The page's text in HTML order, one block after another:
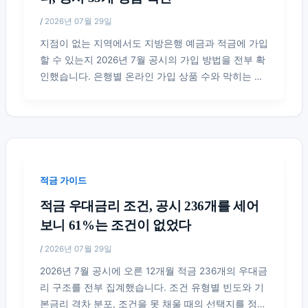
/ 2026년 07월 29일
지점이 없는 지역에서도 지방은행 예금과 적금에 가입
할 수 있는지 2026년 7월 공시의 가입 방법을 전부 확
인했습니다. 은행별 온라인 가입 상품 수와 막히는 지
적금 가이드
적금 우대금리 조건, 공시 236개를 세어
보니 61%는 조건이 없었다
/ 2026년 07월 29일
2026년 7월 공시에 오른 12개월 적금 236개의 우대금
리 구조를 전부 집계했습니다. 조건 유형별 빈도와 기
본금리 격차 분포, 조건을 못 채울 때의 선택지를 정리